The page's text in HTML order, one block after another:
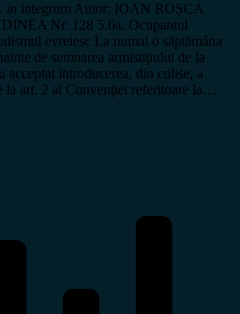
in integrum Autor: IOAN ROȘCA
Nr. 128 5.6a. Ocupantul
evreiesc La numai o săptămâna
de semnarea armistiţiului de la
acceptat introducerea, din culise, a
la art. 2 al Convenţiei referitoare la…